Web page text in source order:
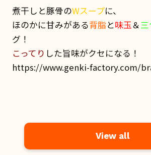
煮干しと豚骨のWスープに、
ほのかに甘みがある背脂と味玉＆
グ！
こってり した旨味がクセになる！
https://www.genki-factory.com/
View all